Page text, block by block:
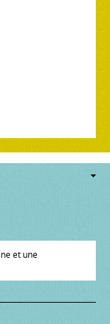
et une